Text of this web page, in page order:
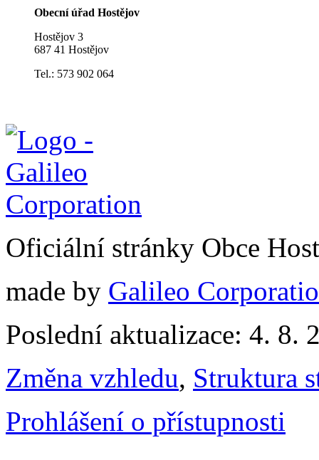
Obecní úřad Hostějov
Hostějov 3
687 41 Hostějov
Tel.: 573 902 064
Oficiální stránky Obce
made by Galileo
Poslední aktualizace: 4. 8.
Změna vzhledu, Struktura
Prohlášení o přístupnosti